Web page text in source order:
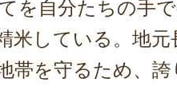
を自分たちの手
米している。地
帯を守るため、